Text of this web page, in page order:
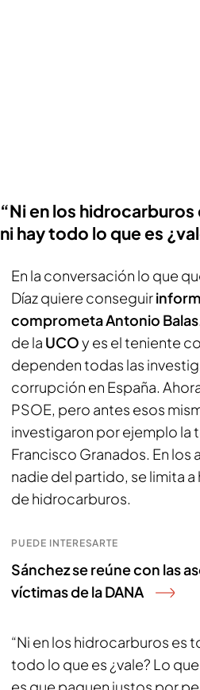
“Ni en los
ni hay todo lo que es
En la conversación lo que
Díaz quiere conseguir
comprometa Antonio Balas
de la UCOy es el teniente
dependen todas las
corrupción en España.
PSOE, pero antes esos
investigaron por ejemplo la
Francisco Granados. En los
nadie del partido, se limita a
de hidrocarburos.
PUEDE INTERESARTE
Sánchez se reúne con las
víctimas de la DANA
“Ni en los hidrocarburos es
todo lo que es ¿vale? Lo